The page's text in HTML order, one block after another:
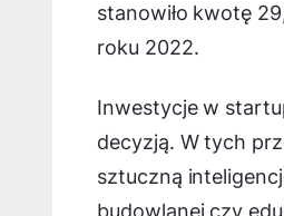
stanowiło kwotę
roku 2022.
Inwestycje w
decyzją. W tych
sztuczną